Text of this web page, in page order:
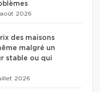
2026
des maisons
malgré un
stable ou qui
2026